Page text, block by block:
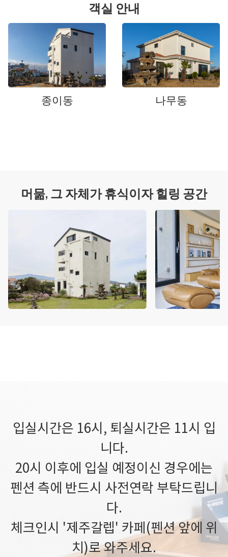
객실 안내
종이동 나무동
머묾, 그 자체가 휴식이자 힐링 공간
입실시간은 16시, 퇴실시간은 11시 입
니다.
20시 이후에 입실 예정이신 경우에는
펜션 측에 반드시 사전연락 부탁드립니
다.
체크인시 '제주갈렙' 카페(펜션 앞에 위
치)로 와주세요.